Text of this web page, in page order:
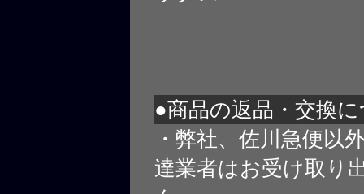
●商品の返品・交換
・弊社、佐川急便以
達業者はお受け取り